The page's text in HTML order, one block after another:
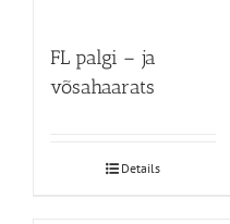
FL palgi – ja
võsahaarats
Details